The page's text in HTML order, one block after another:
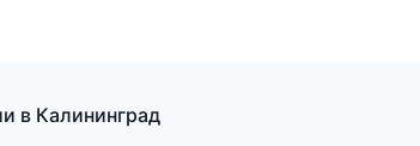
в Калининград